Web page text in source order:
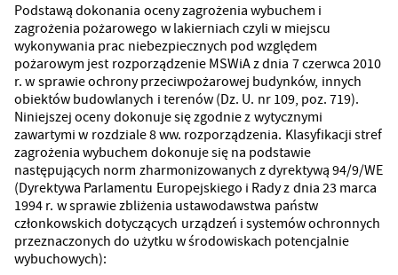
Podstawą dokonania oceny zagrożenia wybuchem i
zagrożenia pożarowego w lakierniach czyli w miejscu
wykonywania prac niebezpiecznych pod względem
pożarowym jest rozporządzenie MSWiA z dnia 7 czerwca 2010
r. w sprawie ochrony przeciwpożarowej budynków, innych
obiektów budowlanych i terenów (Dz. U. nr 109, poz. 719).
Niniejszej oceny dokonuje się zgodnie z wytycznymi
zawartymi w rozdziale 8 ww. rozporządzenia. Klasyfikacji stref
zagrożenia wybuchem dokonuje się na podstawie
następujących norm zharmonizowanych z dyrektywą 94/9/WE
(Dyrektywa Parlamentu Europejskiego i Rady z dnia 23 marca
1994 r. w sprawie zbliżenia ustawodawstwa państw
członkowskich dotyczących urządzeń i systemów ochronnych
przeznaczonych do użytku w środowiskach potencjalnie
wybuchowych):